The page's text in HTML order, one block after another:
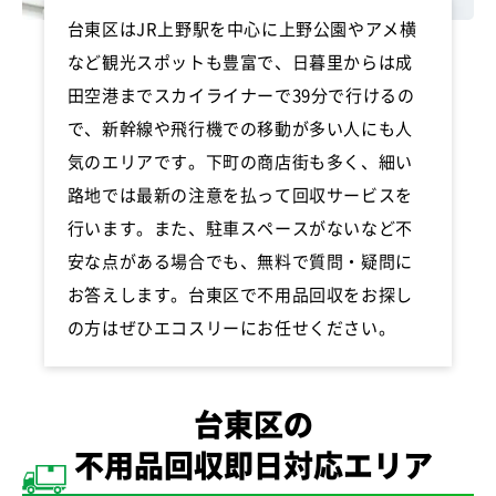
台東区はJR上野駅を中心に上野公園やアメ横
など観光スポットも豊富で、日暮里からは成
田空港までスカイライナーで39分で行けるの
で、新幹線や飛行機での移動が多い人にも人
気のエリアです。下町の商店街も多く、細い
路地では最新の注意を払って回収サービスを
行います。また、駐車スペースがないなど不
安な点がある場合でも、無料で質問・疑問に
お答えします。台東区で不用品回収をお探し
の方はぜひエコスリーにお任せください。
台東区の
不用品回収即日対応エリア